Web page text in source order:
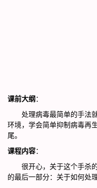
课前大纲 ：
处理病毒最简单的手法就
环境，学会简单抑制病毒再
尾。
课程内容：
很开心，关于这个手杀的
的最后一部分：关于如何处